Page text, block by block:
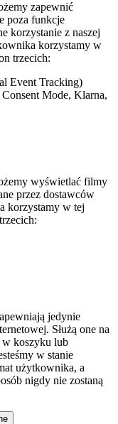
zapewnić
poza funkcje
korzystanie z naszej
korzystamy w
trzecich:
Event Tracking)
Mode, Klarna,
wyświetlać filmy
przez dostawców
korzystamy w tej
jedynie
Służą one na
w koszyku lub
w stanie
użytkownika, a
nigdy nie zostaną